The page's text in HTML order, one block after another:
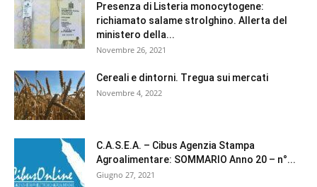
Presenza di Listeria monocytogene:
richiamato salame strolghino. Allerta del
ministero della...
Novembre 26, 2021
Cereali e dintorni. Tregua sui mercati
Novembre 4, 2022
C.A.S.E.A. – Cibus Agenzia Stampa
Agroalimentare: SOMMARIO Anno 20 – n°...
Giugno 27, 2021